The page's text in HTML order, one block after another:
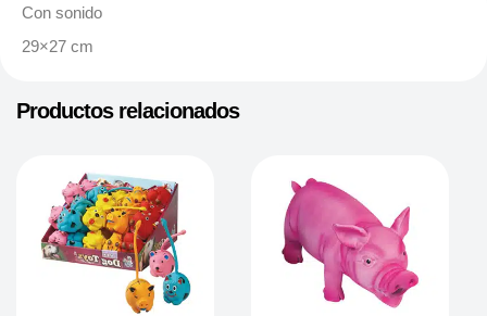
Con sonido
29×27 cm
Productos relacionados